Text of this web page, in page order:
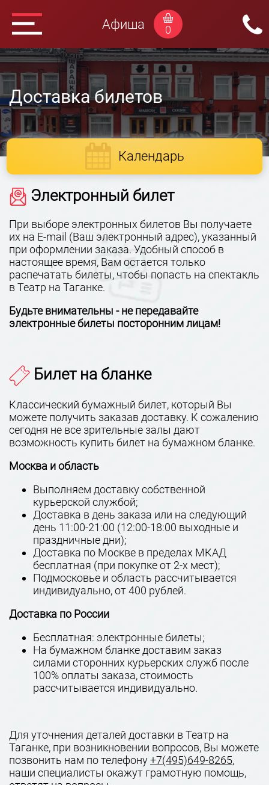
Афиша 0
Доставка билетов
Календарь
Электронный билет
При выборе электронных билетов Вы получаете
их на E-mail (Ваш электронный адрес), указанный
при оформлении заказа. Удобный способ в
настоящее время, Вам остается только
распечатать билеты, чтобы попасть на спектакль
в Театр на Таганке.
Будьте внимательны - не передавайте
электронные билеты посторонним лицам!
Билет на бланке
Классический бумажный билет, который Вы
можете получить заказав доставку. К сожалению
сегодня не все зрительные залы дают
возможность купить билет на бумажном бланке.
Москва и область
Выполняем доставку собственной
курьерской службой;
Доставка в день заказа или на следующий
день 11:00-21:00 (12:00-18:00 выходные и
праздничные дни);
Доставка по Москве в пределах МКАД
бесплатная (при покупке от 2-х мест);
Подмосковье и область рассчитывается
индивидуально, от 400 рублей.
Доставка по России
Бесплатная: электронные билеты;
На бумажном бланке доставим заказ
силами сторонних курьерских служб после
100% оплаты заказа, стоимость
рассчитывается индивидуально.
Для уточнения деталей доставки в Театр на
Таганке, при возникновении вопросов, Вы можете
позвонить нам по телефону+7(495)649-8265,
наши специалисты окажут грамотную помощь,